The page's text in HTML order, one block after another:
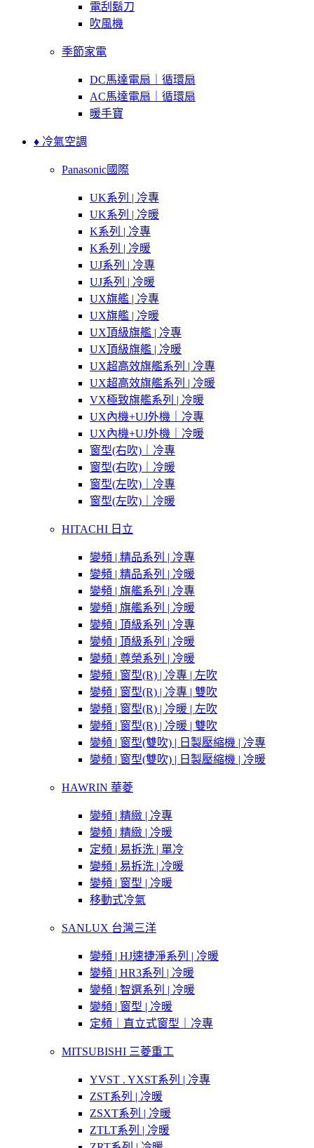
電刮鬍刀
吹風機
季節家電
DC馬達電扇｜循環扇
AC馬達電扇｜循環扇
暖手寶
♦ 冷氣空調
Panasonic國際
UK系列 | 冷專
UK系列 | 冷暖
K系列 | 冷專
K系列 | 冷暖
UJ系列 | 冷專
UJ系列 | 冷暖
UX旗艦 | 冷專
UX旗艦 | 冷暖
UX頂級旗艦 | 冷專
UX頂級旗艦 | 冷暖
UX超高效旗艦系列 | 冷專
UX超高效旗艦系列 | 冷暖
VX極致旗艦系列 | 冷暖
UX內機+UJ外機｜冷專
UX內機+UJ外機｜冷暖
窗型(右吹)｜冷專
窗型(右吹)｜冷暖
窗型(左吹)｜冷專
窗型(左吹)｜冷暖
HITACHI 日立
變頻 | 精品系列 | 冷專
變頻 | 精品系列 | 冷暖
變頻 | 旗艦系列 | 冷專
變頻 | 旗艦系列 | 冷暖
變頻 | 頂級系列 | 冷專
變頻 | 頂級系列 | 冷暖
變頻 | 尊榮系列 | 冷暖
變頻 | 窗型(R) | 冷專 | 左吹
變頻 | 窗型(R) | 冷專 | 雙吹
變頻 | 窗型(R) | 冷暖 | 左吹
變頻 | 窗型(R) | 冷暖 | 雙吹
變頻 | 窗型(雙吹) | 日製壓縮機 | 冷專
變頻 | 窗型(雙吹) | 日製壓縮機 | 冷暖
HAWRIN 華菱
變頻 | 精緻 | 冷專
變頻 | 精緻 | 冷暖
定頻 | 易拆洗 | 單冷
變頻 | 易拆洗 | 冷暖
變頻 | 窗型 | 冷暖
移動式冷氣
SANLUX 台灣三洋
變頻 | HJ速捷淨系列 | 冷暖
變頻 | HR3系列 | 冷暖
變頻 | 智選系列 | 冷暖
變頻 | 窗型 | 冷暖
定頻｜直立式窗型｜冷專
MITSUBISHI 三菱重工
YVST . YXST系列 | 冷專
ZST系列 | 冷暖
ZSXT系列 | 冷暖
ZTLT系列 | 冷暖